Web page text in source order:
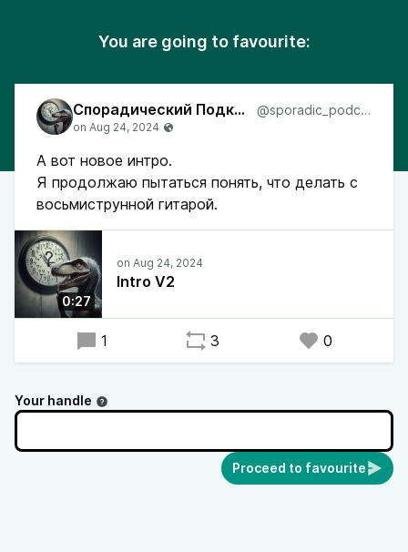
You are going to favourite:
Спорадический Подкаст @sporadic_podcast
А вот новое интро.
Я продолжаю пытаться понять, что делать с
восьмиструнной гитарой.
0:27
Intro V2
1 3 0
Your handle
Proceed to favourite